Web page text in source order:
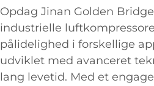
Opdag Jinan Golden
industrielle
pålidelighed i forskellige
udviklet med avanceret
lang levetid. Med et